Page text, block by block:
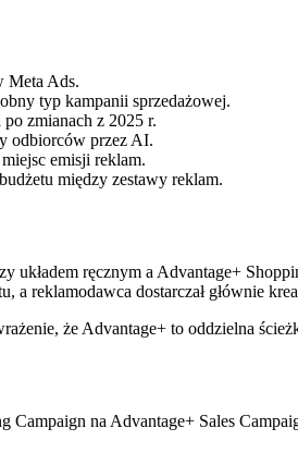
Meta Ads.
typ kampanii sprzedażowej.
zmianach z 2025 r.
odbiorców przez AI.
emisji reklam.
między zestawy reklam.
układem ręcznym a Advantage+
a reklamodawca dostarczał głównie
że Advantage+ to oddzielna
Campaign na Advantage+ Sales